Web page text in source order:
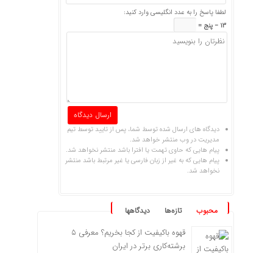
لطفا پاسخ را به عدد انگلیسی وارد کنید:
13 − پنج =
دیدگاه های ارسال شده توسط شما، پس از تایید توسط تیم
مدیریت در وب منتشر خواهد شد.
پیام هایی که حاوی تهمت یا افترا باشد منتشر نخواهد شد.
پیام هایی که به غیر از زبان فارسی یا غیر مرتبط باشد منتشر
نخواهد شد.
محبوب تازه‌ها دیدگاهها
قهوه باکیفیت از کجا بخریم؟ معرفی ۵
برشته‌کاری برتر در ایران